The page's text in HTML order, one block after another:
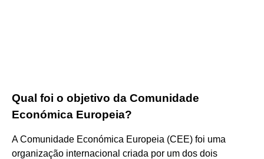
Qual foi o objetivo da Comunidade
Económica Europeia?
A Comunidade Económica Europeia (CEE) foi uma
organização internacional criada por um dos dois